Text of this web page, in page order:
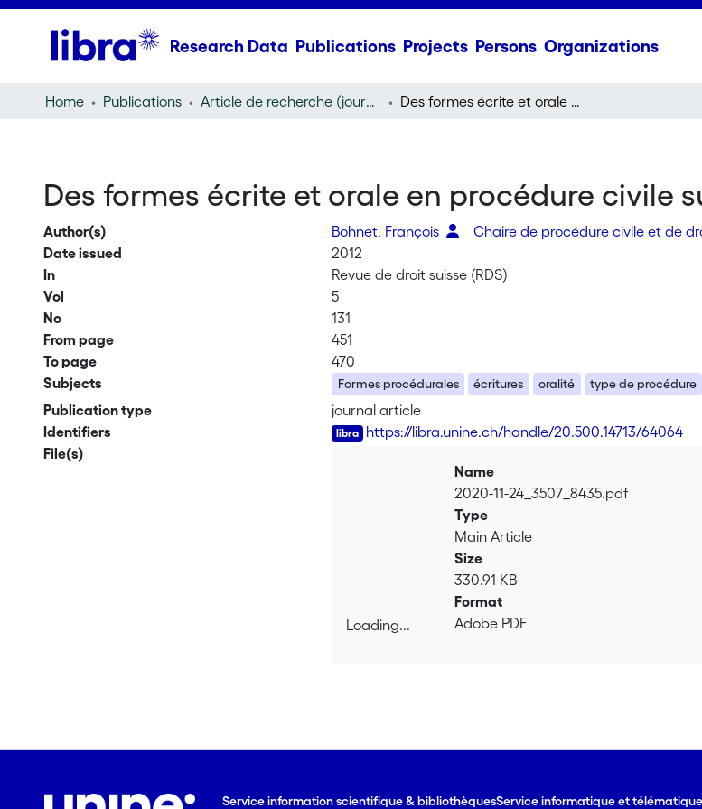
Research Data Publications Projects Persons Organizations
Home Publications Article de recherche (journal article) Des formes écrite et orale en procédure civile suisse
Des formes écrite et orale en procédure civile
Author(s) Bohnet, François
Chaire de procédure civile et de
Date issued
2012
In
Revue de droit suisse (RDS)
Vol
5
No
131
From page
451
To page
470
Subjects
Formes procédurales écritures oralité type de procédure
Publication type
journal article
Identifiers
https://libra.unine.ch/handle/20.500.14713/64064
File(s)
Loading...
Name
2020-11-24_3507_8435.pdf
Type
Main Article
Size
330.91 KB
Format
Adobe PDF
Service information scientifique & bibliothèquesService informatique et télématique